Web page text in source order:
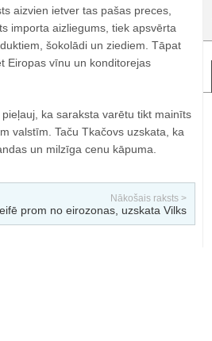
aizvien ietver tas pašas preces,
importa aizliegums, tiek apsvērta
šokolādi un ziediem. Tāpat
Eiropas vīnu un konditorejas
ka saraksta varētu tikt mainīts
valstīm. Taču Tkačovs uzskata, ka
un milzīga cenu kāpuma.
Nākošais raksts >
prom no eirozonas, uzskata Vilks